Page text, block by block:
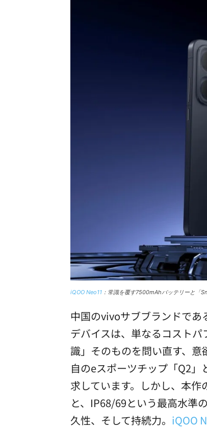
iQOO Neo11 ：常識を覆す7500mAhバッテリーと「
中国のvivoサブブランドで
デバイスは、単なるコスト
識」そのものを問い直す、
自のeスポーツチップ「Q2
求しています。しかし、本
と、IP68/69という最高水準
久性、そして持続力。 iQOO